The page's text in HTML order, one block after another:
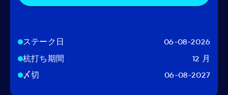
ステーク日
06-08-2026
杭打ち期間
12 月
〆切
06-08-2027